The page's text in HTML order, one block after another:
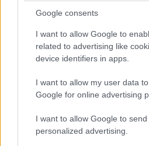
Google consents
I want to allow Google to
related to advertising like
device identifiers in apps.
I want to allow my user data
Google for online advertising
I want to allow Google to send
personalized advertising.
Διέρρηξαν ΙΧ σε
και έφυγαν με «λεία»
άνδρες συνελήφθησαν